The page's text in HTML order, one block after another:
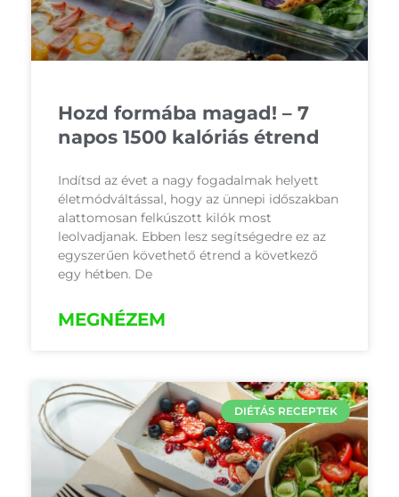
Hozd formába magad! – 7
napos 1500 kalóriás étrend
Indítsd az évet a nagy fogadalmak helyett
életmódváltással, hogy az ünnepi időszakban
alattomosan felkúszott kilók most
leolvadjanak. Ebben lesz segítségedre ez az
egyszerűen követhető étrend a következő
egy hétben. De
MEGNÉZEM
DIÉTÁS RECEPTEK